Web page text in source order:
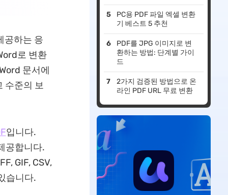
공하는 응
로 변환
문서에
수준의 보
입니다.
공합니다.
GIF, CSV,
습니다.
PC용 PDF 파일 엑셀 변환
기 베스트 5 추천
PDF를 JPG 이미지로 변
환하는 방법: 단계별 가이
드
2가지 검증된 방법으로 온
라인 PDF URL 무료 변환